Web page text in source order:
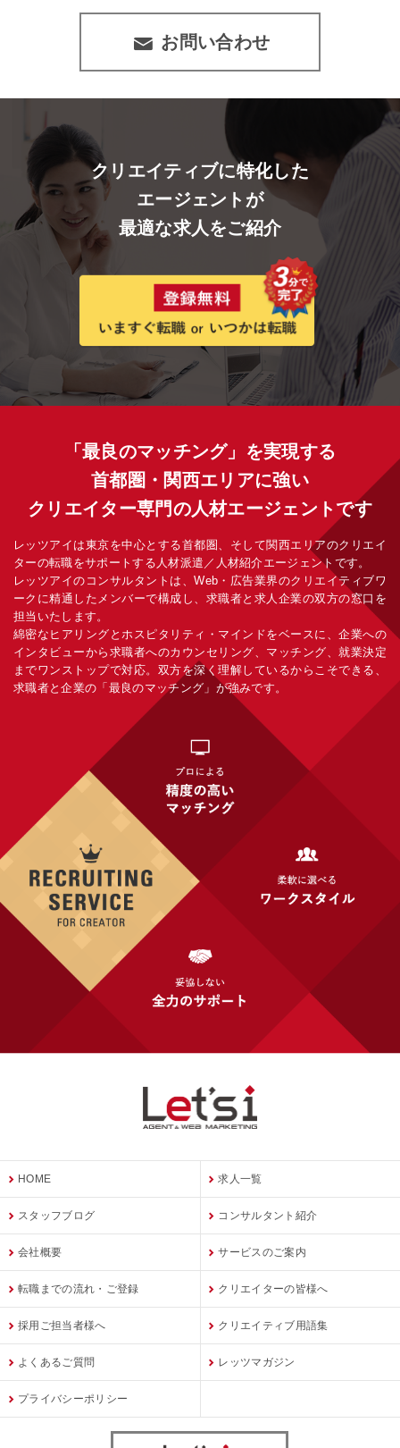
お問い合わせ
クリエイティブに特化した
エージェントが
最適な求人をご紹介
「最良のマッチング」を実現する
首都圏・関西エリアに強い
クリエイター専門の人材エージェントです
レッツアイは東京を中心とする首都圏、そして関西エリアのクリエイ
ターの転職をサポートする人材派遣／人材紹介エージェントです。
レッツアイのコンサルタントは、Web・広告業界のクリエイティブワ
ークに精通したメンバーで構成し、求職者と求人企業の双方の窓口を
担当いたします。
綿密なヒアリングとホスピタリティ・マインドをベースに、企業への
インタビューから求職者へのカウンセリング、マッチング、就業決定
までワンストップで対応。双方を深く理解しているからこそできる、
求職者と企業の「最良のマッチング」が強みです。
HOME 求人一覧
スタッフブログ コンサルタント紹介
会社概要 サービスのご案内
転職までの流れ・ご登録 クリエイターの皆様へ
採用ご担当者様へ クリエイティブ用語集
よくあるご質問 レッツマガジン
プライバシーポリシー